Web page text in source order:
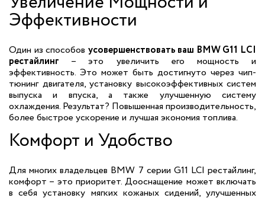
Эффективности
Один из способов усовершенствовать ваш BMW G11 LCI
рестайлинг – это увеличить его мощность и
эффективность. Это может быть достигнуто через чип-
тюнинг двигателя, установку высокоэффективных систем
выпуска и впуска, а также улучшенную систему
охлаждения. Результат? Повышенная производительность,
более быстрое ускорение и лучшая экономия топлива.
Комфорт и Удобство
Для многих владельцев BMW 7 серии G11 LCI рестайлинг,
комфорт – это приоритет. Дооснащение может включать
в себя установку мягких кожаных сидений, улучшенных